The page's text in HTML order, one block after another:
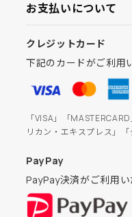
お支払いについて
クレジットカード
下記のカードがご利用
「VISA」「
リカン・エキスプレス」「
PayPay
PayPay決済がご利用い